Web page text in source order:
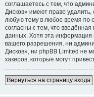
соглашаетесь с тем, что
Дисков» имеют право удалить,
любую тему в любое время по
согласны с тем, что
данных. Хотя эта информация
вашего разрешения, ни
Дисков», ни phpBB Limited не
хакеров, которые могут
Вернуться на страницу входа